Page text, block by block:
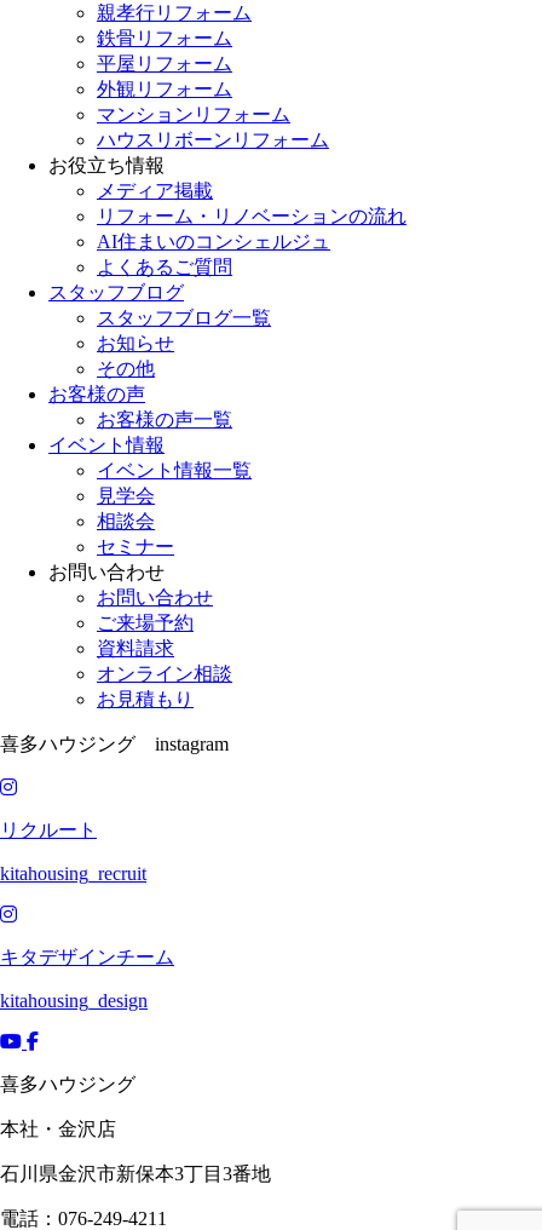
親孝行リフォーム
鉄骨リフォーム
平屋リフォーム
外観リフォーム
マンションリフォーム
ハウスリボーンリフォーム
お役立ち情報
メディア掲載
リフォーム・リノベーションの流れ
AI住まいのコンシェルジュ
よくあるご質問
スタッフブログ
スタッフブログ一覧
お知らせ
その他
お客様の声
お客様の声一覧
イベント情報
イベント情報一覧
見学会
相談会
セミナー
お問い合わせ
お問い合わせ
ご来場予約
資料請求
オンライン相談
お見積もり
喜多ハウジング instagram
リクルート
kitahousing_recruit
キタデザインチーム
kitahousing_design
喜多ハウジング
本社・金沢店
石川県金沢市新保本3丁目3番地
電話：076-249-4211